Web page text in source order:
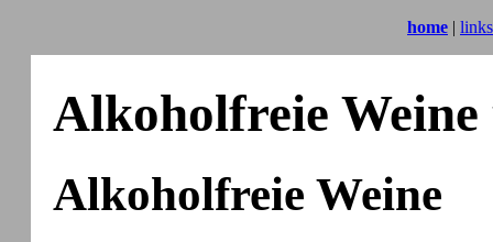
home | links
Alkoholfreie
Alkoholfreie Weine